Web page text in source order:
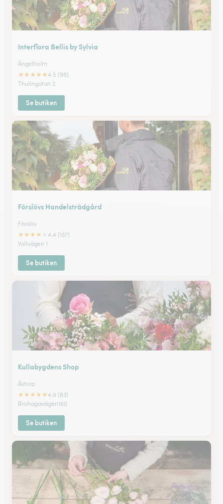
Interflora Bellis by Sylvia
Ängelholm
★★★★★4.5 (98)
Thulingatan 2
Se butiken
Förslövs Handelsträdgård
Förslöv
★★★★
4.4 (137)
Vallvägen 1
Se butiken
Kullabygdens Shop
Åstorp
★★★★★4.9 (83)
Brohagavägen160
Se butiken